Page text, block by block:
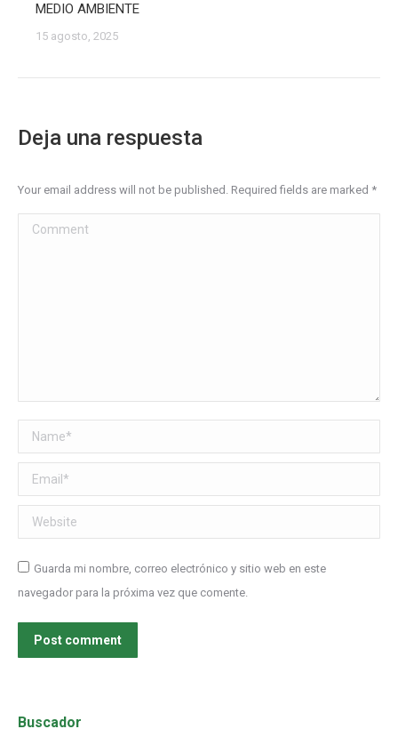
MEDIO AMBIENTE
15 agosto, 2025
Deja una respuesta
Your email address will not be published. Required fields are marked *
Comment
Name *
Email *
Website
Guarda mi nombre, correo electrónico y sitio web en este
navegador para la próxima vez que comente.
Post comment
Buscador